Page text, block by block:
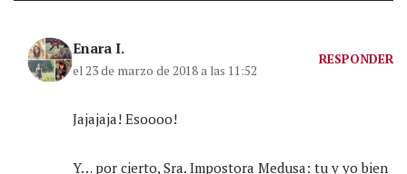
Enara I.
el 23 de marzo de 2018 a las 11:52
RESPONDER
Jajajaja! Esoooo!
Y… por cierto, Sra. Impostora Medusa: tu y yo bien